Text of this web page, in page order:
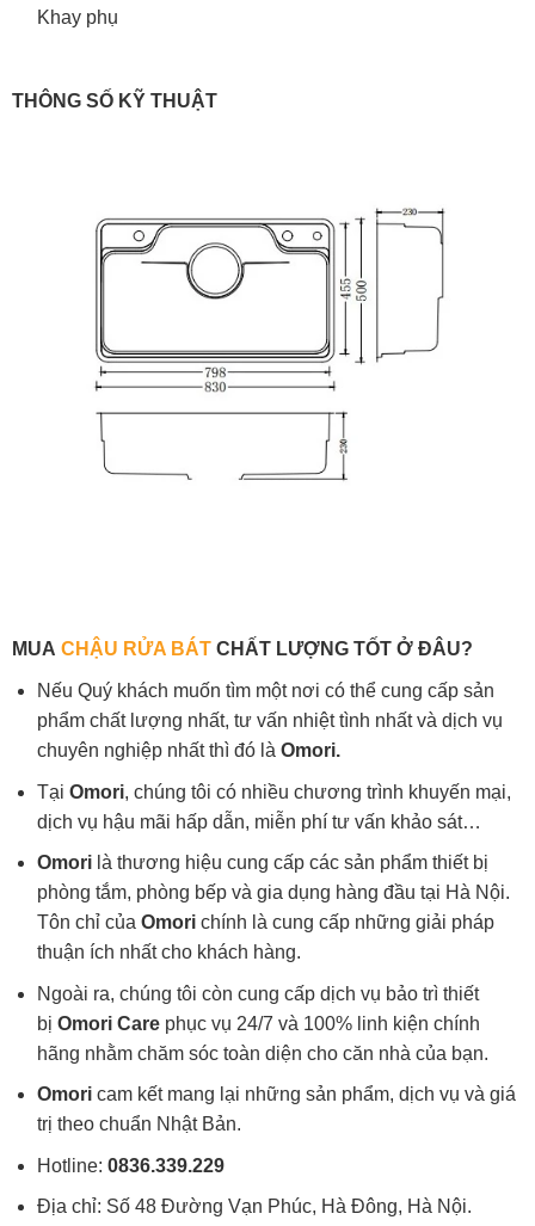
Khay phụ
THÔNG SỐ KỸ THUẬT
MUA CHẬU RỬA BÁT CHẤT LƯỢNG TỐT Ở ĐÂU?
Nếu Quý khách muốn tìm một nơi có thể cung cấp sản
phẩm chất lượng nhất, tư vấn nhiệt tình nhất và dịch vụ
chuyên nghiệp nhất thì đó là Omori.
Tại Omori, chúng tôi có nhiều chương trình khuyến mại,
dịch vụ hậu mãi hấp dẫn, miễn phí tư vấn khảo sát…
Omori là thương hiệu cung cấp các sản phẩm thiết bị
phòng tắm, phòng bếp và gia dụng hàng đầu tại Hà Nội.
Tôn chỉ của Omorichính là cung cấp những giải pháp
thuận ích nhất cho khách hàng.
Ngoài ra, chúng tôi còn cung cấp dịch vụ bảo trì thiết
bị Omori Care phục vụ 24/7 và 100% linh kiện chính
hãng nhằm chăm sóc toàn diện cho căn nhà của bạn.
Omoricam kết mang lại những sản phẩm, dịch vụ và giá
trị theo chuẩn Nhật Bản.
Hotline: 0836.339.229
Địa chỉ: Số 48 Đường Vạn Phúc, Hà Đông, Hà Nội.